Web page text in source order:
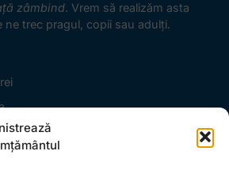
zâmbind. Vrem să realizăm asta
ne trec pragul, copii sau adulţi.